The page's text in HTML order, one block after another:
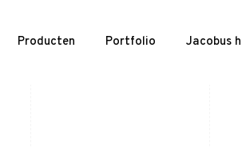
Producten Portfolio Jacobus